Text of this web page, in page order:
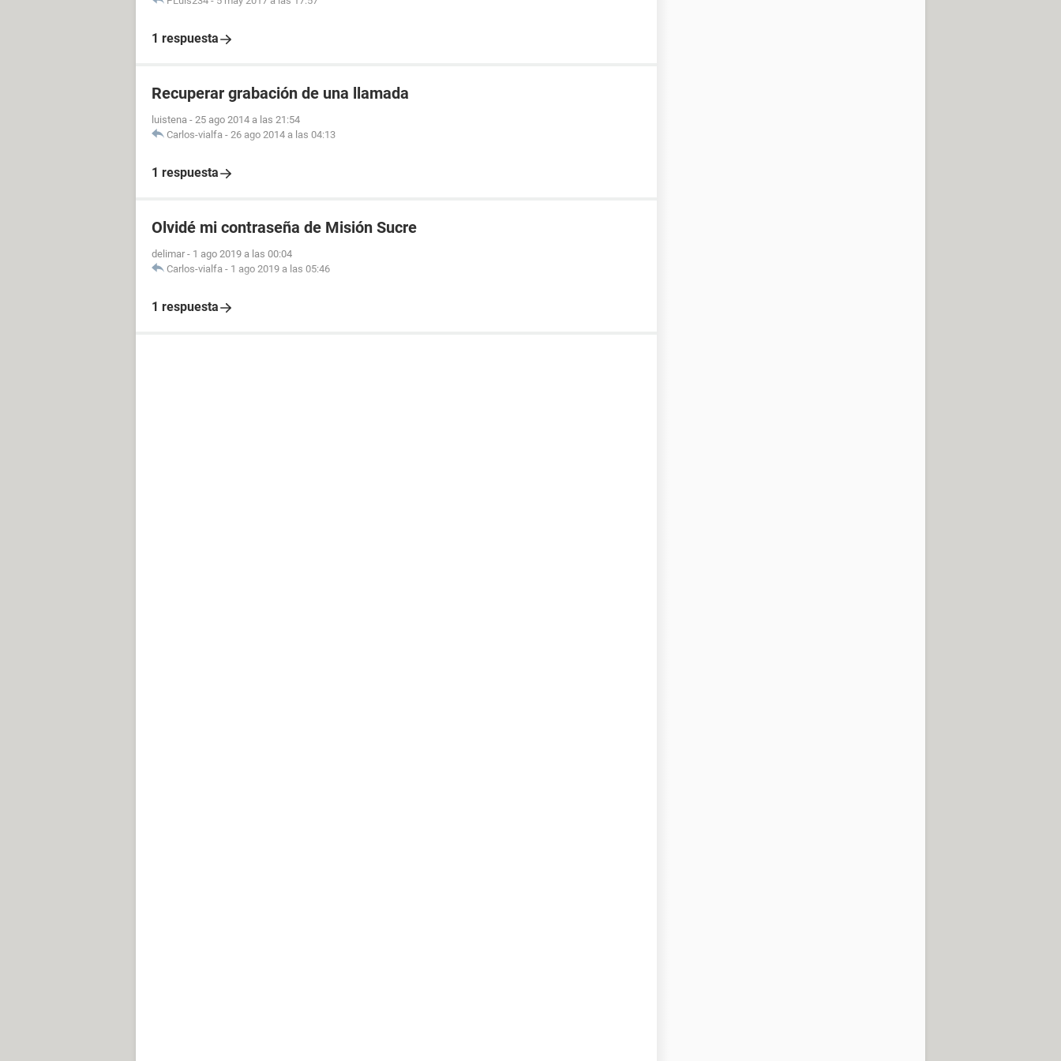
1 respuesta
Recuperar grabación de una llamada
luistena - 25 ago 2014 a las 21:54
Carlos-vialfa - 26 ago 2014 a las 04:13
1 respuesta
Olvidé mi contraseña de Misión Sucre
delimar - 1 ago 2019 a las 00:04
Carlos-vialfa - 1 ago 2019 a las 05:46
1 respuesta